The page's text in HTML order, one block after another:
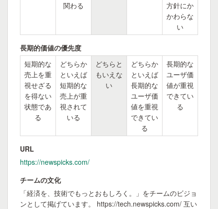
関わる
方針にか
かわらな
い
長期的価値の優先度
短期的な
売上を重
視せざる
を得ない
状態であ
る
どちらか
といえば
短期的な
売上が重
視されて
いる
どちらと
もいえな
い
どちらか
といえば
長期的な
ユーザ価
値を重視
できてい
る
長期的な
ユーザ価
値が重視
できてい
る
URL
https://newspicks.com/
チームの文化
「経済を、技術でもっとおもしろく。」をチームのビジョ
ンとして掲げています。 https://tech.newspicks.com/ 互い